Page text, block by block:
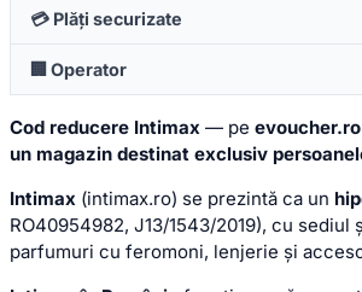
💳 Plăți securizate
🏢 Operator
Cod reducere Intimax — pe evoucher.ro
un magazin destinat exclusiv
Intimax (intimax.ro) se prezintă ca un
RO40954982, J13/1543/2019), cu
parfumuri cu feromoni, lenjerie și